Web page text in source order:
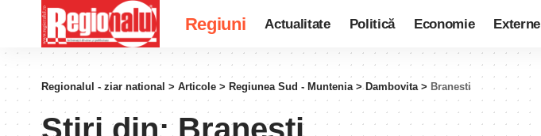
Regiuni Actualitate Politică Economie Externe
Regionalul - ziar national > Articole > Regiunea Sud - Muntenia> Dambovita> Branesti
Stiri din:Branesti